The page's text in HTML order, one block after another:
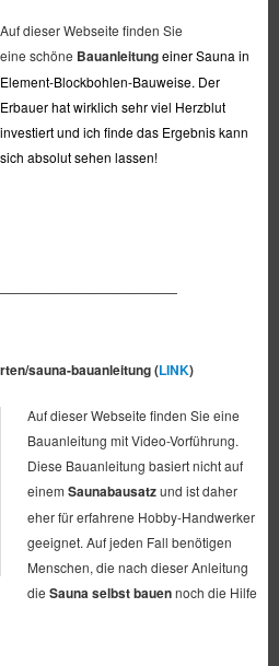
Auf dieser Webseite finden Sie
eine schöne Bauanleitung einer Sauna in
Element-Blockbohlen-Bauweise. Der
Erbauer hat wirklich sehr viel Herzblut
investiert und ich finde das Ergebnis kann
sich absolut sehen lassen!
sauna-bauanleitung (LINK)
Auf dieser Webseite finden Sie eine
Bauanleitung mit Video-Vorführung.
Diese Bauanleitung basiert nicht auf
einem Saunabausatzund ist daher
eher für erfahrene Hobby-Handwerker
geeignet. Auf jeden Fall benötigen
Menschen, die nach dieser Anleitung
die Sauna selbst bauennoch die Hilfe